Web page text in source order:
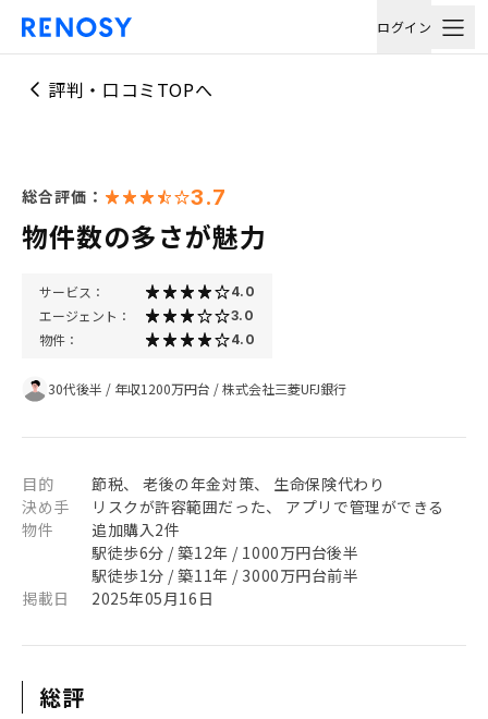
ログイン
評判・口コミTOPへ
総合評価： 3.7
物件数の多さが魅力
サービス： 4.0
エージェント： 3.0
物件： 4.0
30代後半 / 年収1200万円台 /株式会社三菱UFJ銀行
目的
節税、 老後の年金対策、 生命保険代わり
決め手
リスクが許容範囲だった、 アプリで管理ができる
物件
追加購入2件
駅徒歩6分 / 築12年 / 1000万円台後半
駅徒歩1分 / 築11年 / 3000万円台前半
掲載日
2025年05月16日
総評